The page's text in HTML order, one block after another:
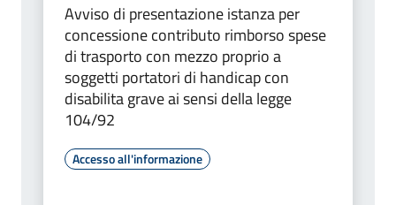
Avviso di presentazione istanza per
concessione contributo rimborso spese
di trasporto con mezzo proprio a
soggetti portatori di handicap con
disabilita grave ai sensi della legge
104/92
Accesso all'informazione